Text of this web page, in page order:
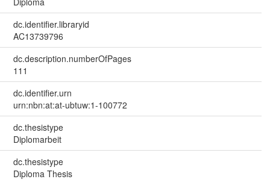
dc.identifier.libraryid
AC13739796
dc.description.numberOfPages
111
dc.identifier.urn
urn:nbn:at:at-ubtuw:1-100772
dc.thesistype
Diplomarbeit
dc.thesistype
Diploma Thesis